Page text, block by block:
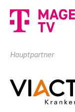
Hauptpartner